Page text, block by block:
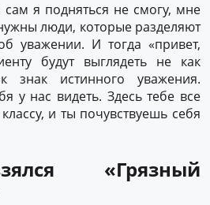
я подняться не смогу, мне
люди, которые разделяют
уважении. И тогда «привет,
будут выглядеть не как
знак истинного уважения.
у нас видеть. Здесь тебе все
и ты почувствуешь себя
«Грязный